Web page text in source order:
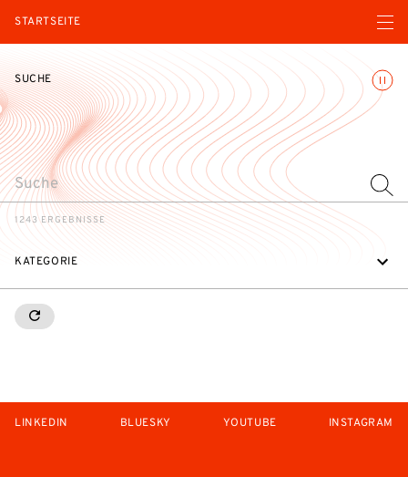
STARTSEITE Menü
SUCHE
1243 ERGEBNISSE
SEARCH
KATEGORIE
RESETALL
LINKEDIN BLUESKY YOUTUBE INSTAGRAM